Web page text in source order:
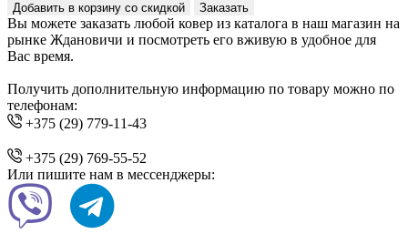
Добавить в корзину со скидкой Заказать
Вы можете заказать любой ковер из каталога в наш магазин на
рынке Ждановичи и посмотреть его вживую в удобное для
Вас время.
Получить дополнительную информацию по товару можно по
телефонам:
+375 (29) 779-11-43
+375 (29) 769-55-52
Или пишите нам в мессенджеры: